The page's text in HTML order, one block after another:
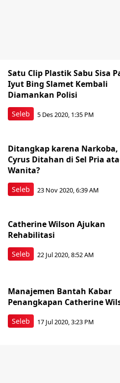
Seleb
Satu Clip Plastik Sabu Sisa
Iyut Bing Slamet Kembali
Diamankan Polisi
5 Des 2020, 1:35 PM
Seleb
Ditangkap karena
Cyrus Ditahan di Sel Pria
Wanita?
23 Nov 2020, 6:39 AM
Seleb
Catherine Wilson Ajukan
Rehabilitasi
22 Jul 2020, 8:52 AM
Seleb
Manajemen Bantah Kabar
Penangkapan Catherine
17 Jul 2020, 3:23 PM